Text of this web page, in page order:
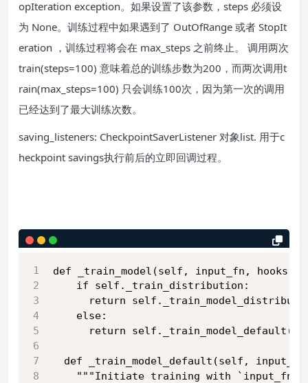
opIteration exception。如果设置了该参数，steps 必须设
为 None。训练过程中如果遇到了 OutOfRange 或者 StopIt
eration ，训练过程将会在 max_steps 之前终止。 调用两次
train(steps=100) 意味着总的训练步数为200，而两次调用t
rain(max_steps=100) 只会训练100次，因为第一次的调用
已经达到了最大训练次数。
saving_listeners: CheckpointSaverListener 对象list. 用于c
heckpoint savings执行前后的立即回调过程。
def _train_model(self, input_fn, hooks,
    if self._train_distribution:
return
    else:
return
def _train_model_default(self,
"""Initiate training with